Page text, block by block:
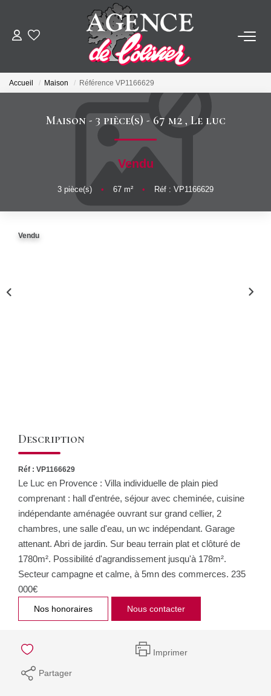
ACHETER
LOUER
ESTIMER
FAIRE GÉRER
SYNDIC
Accueil Maison Référence VP1166629
Maison - 3 pièce(s) - 67 m2 , Le luc
Vendu
3 pièce(s) • 67 m² • Réf : VP1166629
Vendu
Description
Réf : VP1166629
Le Luc en Provence : Villa individuelle de plain pied
comprenant : hall d'entrée, séjour avec cheminée, cuisine
indépendante aménagée ouvrant sur grand cellier, 2
chambres, une salle d'eau, un wc indépendant. Garage
attenant. Abri de jardin. Sur beau terrain plat et clôturé de
1780m². Possibilité d'agrandissement jusqu'à 178m².
Secteur campagne et calme, à 5mn des commerces. 235
000€
Nos honoraires Nous contacter
Imprimer
Partager